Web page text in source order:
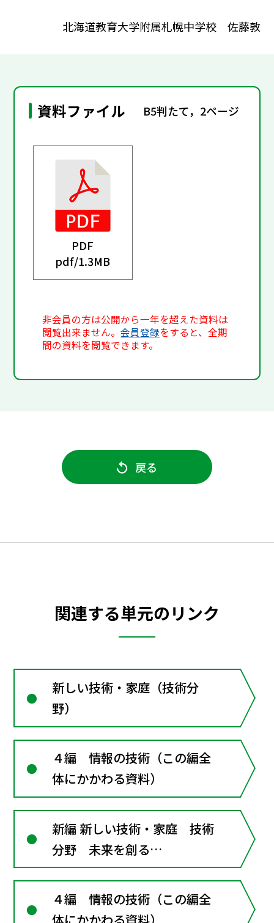
北海道教育大学附属札幌中学校 佐藤敦
資料ファイル B5判たて，2ページ
PDF
pdf/1.3MB
非会員の方は公開から一年を超えた資料は
閲覧出来ません。会員登録をすると、全期
間の資料を閲覧できます。
戻る
関連する単元のリンク
新しい技術・家庭（技術分
野）
４編 情報の技術（この編全
体にかかわる資料）
新編 新しい技術・家庭 技術
分野 未来を創る
Technology
４編 情報の技術（この編全